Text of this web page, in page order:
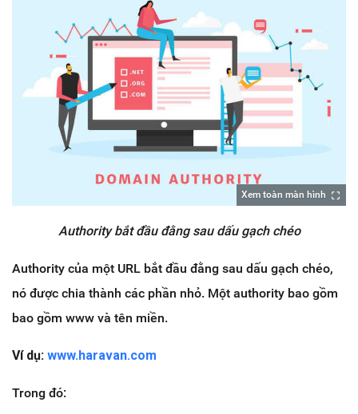
Xem toàn màn hình
Authority bắt đầu đằng sau dấu gạch chéo
Authority của một URL bắt đầu đằng sau dấu gạch chéo,
nó được chia thành các phần nhỏ. Một authority bao gồm
bao gồm www và tên miền.
Ví dụ: www.haravan.com
Trong đó: